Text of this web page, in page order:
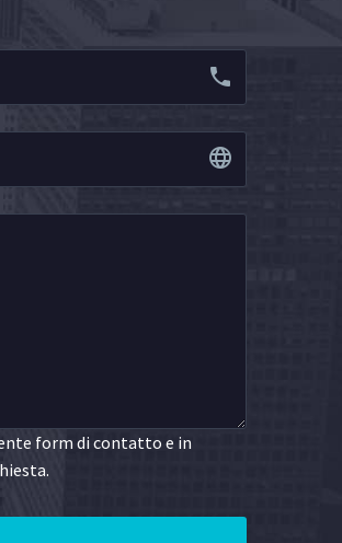
form di contatto e in